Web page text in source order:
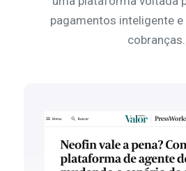
pagamentos inteligente
cobranças.